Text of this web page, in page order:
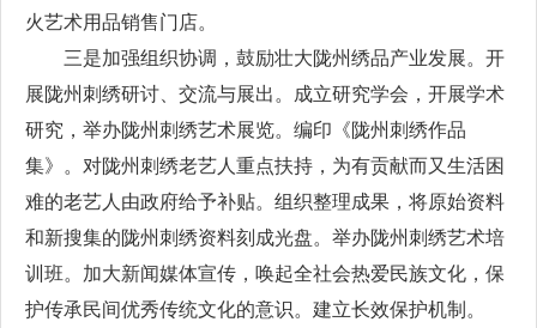
火艺术用品销售门店。
三是加强组织协调，鼓励壮大陇州绣品产业发展。开
展陇州刺绣研讨、交流与展出。成立研究学会，开展学术
研究，举办陇州刺绣艺术展览。编印《陇州刺绣作品
集》。对陇州刺绣老艺人重点扶持，为有贡献而又生活困
难的老艺人由政府给予补贴。组织整理成果，将原始资料
和新搜集的陇州刺绣资料刻成光盘。举办陇州刺绣艺术培
训班。加大新闻媒体宣传，唤起全社会热爱民族文化，保
护传承民间优秀传统文化的意识。建立长效保护机制。